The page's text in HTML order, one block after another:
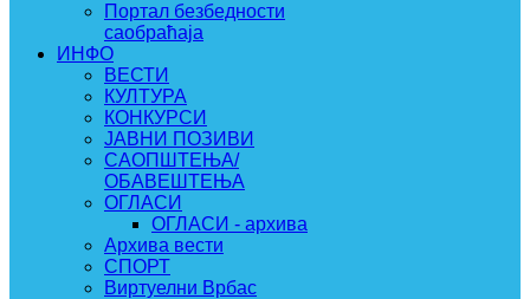
Портал безбедности
саобраћаја
ИНФО
ВЕСТИ
КУЛТУРА
КОНКУРСИ
ЈАВНИ ПОЗИВИ
САОПШТЕЊА/
ОБАВЕШТЕЊА
ОГЛАСИ
ОГЛАСИ - архива
Архива вести
СПОРТ
Виртуелни Врбас